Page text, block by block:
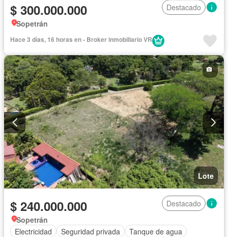
$ 300.000.000
Destacado
Sopetrán
Hace 3 días, 16 horas en - Broker inmobiliario VR
Lote
$ 240.000.000
Destacado
Sopetrán
Electricidad
Seguridad privada Tanque de agua